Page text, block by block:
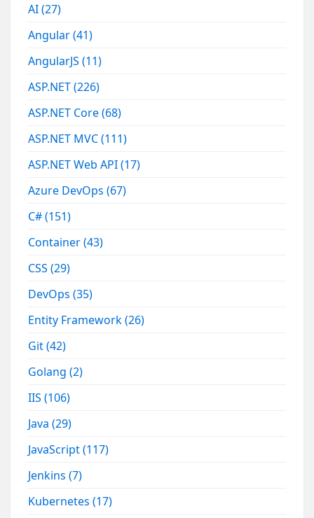
AI(27)
Angular(41)
AngularJS(11)
ASP.NET(226)
ASP.NET Core(68)
ASP.NET MVC(111)
ASP.NET Web API(17)
Azure DevOps(67)
C#(151)
Container(43)
CSS(29)
DevOps(35)
Entity Framework(26)
Git(42)
Golang(2)
IIS(106)
Java(29)
JavaScript(117)
Jenkins(7)
Kubernetes(17)